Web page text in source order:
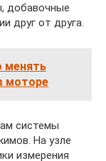
добавочные
друг от друга.
менять
моторе
системы
На узле
измерения